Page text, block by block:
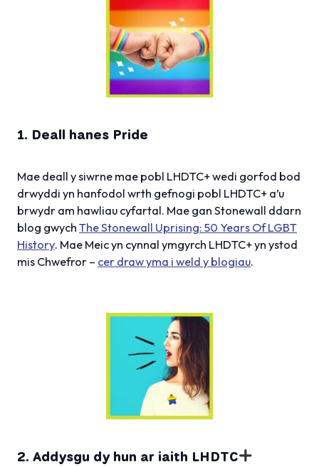
1. Deall hanes Pride
Mae deall y siwrne mae pobl LHDTC+ wedi gorfod bod
drwyddi yn hanfodol wrth gefnogi pobl LHDTC+ a’u
brwydr am hawliau cyfartal. Mae gan Stonewall ddarn
blog gwych The Stonewall Uprising: 50 Years Of LGBT
History. Mae Meic yn cynnal ymgyrch LHDTC+ yn ystod
mis Chwefror – cer draw yma i weld y blogiau.
2. Addysgu dy hun ar iaith LHDTC